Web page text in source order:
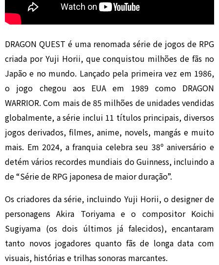
DRAGON QUEST é uma renomada série de jogos de RPG
criada por Yuji Horii, que conquistou milhões de fãs no
Japão e no mundo. Lançado pela primeira vez em 1986,
o jogo chegou aos EUA em 1989 como DRAGON
WARRIOR. Com mais de 85 milhões de unidades vendidas
globalmente, a série inclui 11 títulos principais, diversos
jogos derivados, filmes, anime, novels, mangás e muito
mais. Em 2024, a franquia celebra seu 38º aniversário e
detém vários recordes mundiais do Guinness, incluindo a
de “Série de RPG japonesa de maior duração”.
Os criadores da série, incluindo Yuji Horii, o designer de
personagens Akira Toriyama e o compositor Koichi
Sugiyama (os dois últimos já falecidos), encantaram
tanto novos jogadores quanto fãs de longa data com
visuais, histórias e trilhas sonoras marcantes.